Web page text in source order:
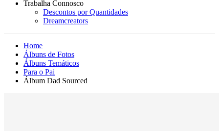
Trabalha Connosco
Descontos por Quantidades
Dreamcreators
Home
Álbuns de Fotos
Álbuns Temáticos
Para o Pai
Álbum Dad Sourced